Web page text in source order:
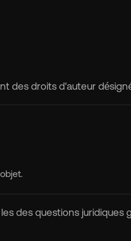
des droits d'auteur
des questions juridiques